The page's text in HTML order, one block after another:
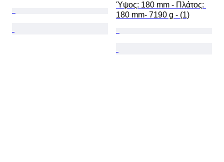
Ύψος: 180 mm - Πλάτος:
180 mm- 7190 g - (1)